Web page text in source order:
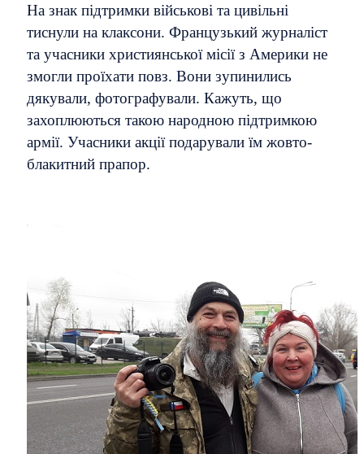
На знак підтримки військові та цивільні
тиснули на клаксони. Французький журналіст
та учасники християнської місії з Америки не
змогли проїхати повз. Вони зупинились
дякували, фотографували. Кажуть, що
захоплюються такою народною підтримкою
армії. Учасники акції подарували їм жовто-
блакитний прапор.